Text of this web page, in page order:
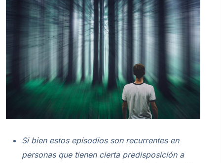
Si bien estos episodios son recurrentes en
personas que tienen cierta predisposición a